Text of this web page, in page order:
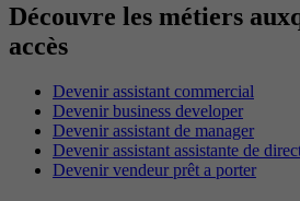
Découvre les métiers
accès
Devenir assistant commercial
Devenir business developer
Devenir assistant de manager
Devenir assistant assistante de
Devenir vendeur prêt a porter